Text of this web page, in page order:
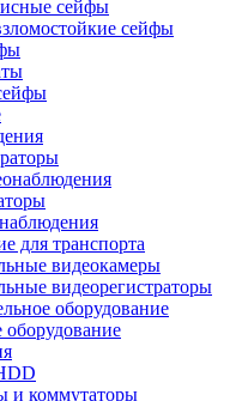
сейфы
сейфы
для транспорта
видеокамеры
видеорегистраторы
оборудование
и коммутаторы